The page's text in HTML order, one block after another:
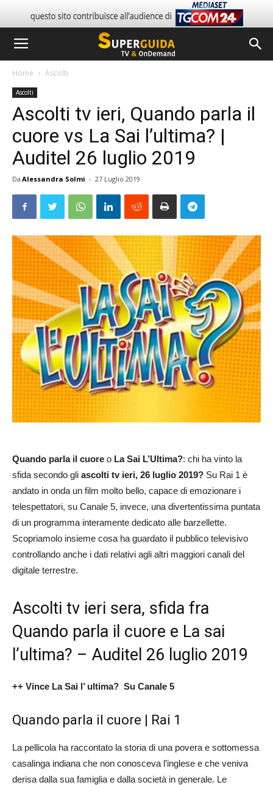
Home Ascolti
Ascolti
Ascolti tv ieri, Quando parla il
cuore vs La Sai l’ultima? |
Auditel 26 luglio 2019
Da Alessandra Solmi - 27 Luglio 2019
Quando parla il cuore o La Sai L’Ultima?: chi ha vinto la
sfida secondo gli ascolti tv ieri, 26 luglio 2019? Su Rai 1 è
andato in onda un film molto bello, capace di emozionare i
telespettatori, su Canale 5, invece, una divertentissima puntata
di un programma interamente dedicato alle barzellette.
Scopriamolo insieme cosa ha guardato il pubblico televisivo
controllando anche i dati relativi agli altri maggiori canali del
digitale terrestre.
Ascolti tv ieri sera, sfida fra
Quando parla il cuore e La sai
l’ultima? – Auditel 26 luglio 2019
++ Vince La Sai l’ ultima? Su Canale 5
Quando parla il cuore | Rai 1
La pellicola ha raccontato la storia di una povera e sottomessa
casalinga indiana che non conosceva l’inglese e che veniva
derisa dalla sua famiglia e dalla società in generale. Le